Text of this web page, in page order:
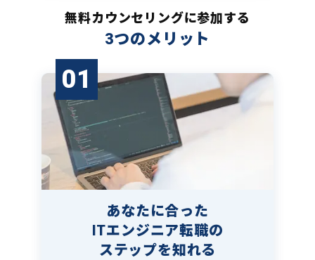
無料カウンセリングに参加する
3つのメリット
01
あなたに合った
ITエンジニア転職の
ステップを知れる